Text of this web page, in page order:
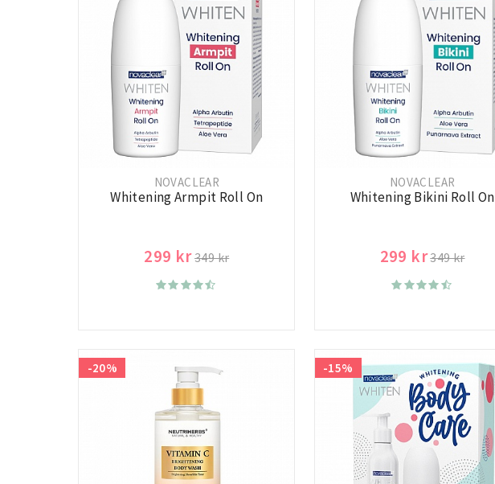
NOVACLEAR
Whitening Armpit Roll On
299 kr349 kr
NOVACLEAR
Whitening Bikini Roll On
299 kr349 kr
-20% -15%